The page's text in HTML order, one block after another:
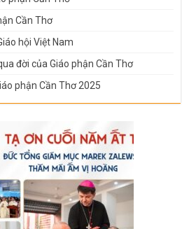
Cần Thơ
hội Việt Nam
đời của Giáo phận Cần Thơ
phận Cần Thơ 2025